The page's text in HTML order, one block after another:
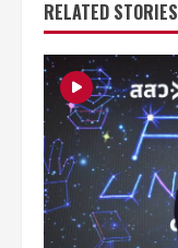
RELATED STORIES